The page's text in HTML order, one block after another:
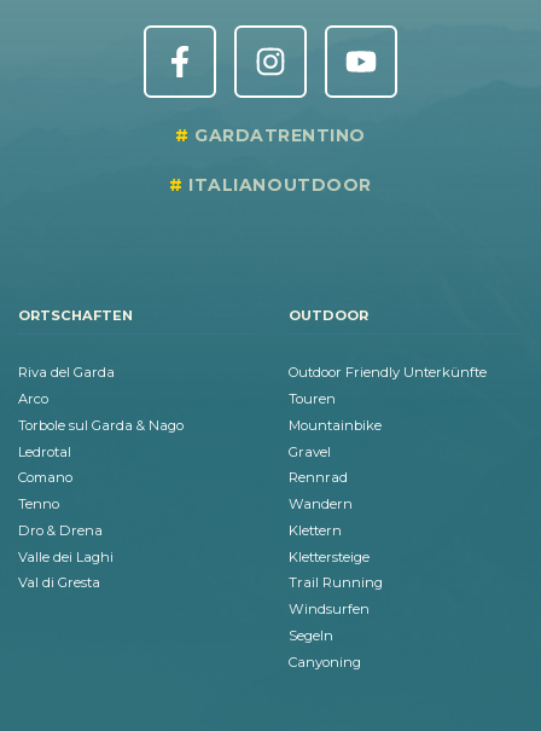
GARDATRENTINO
ITALIANOUTDOOR
ORTSCHAFTEN
Riva del Garda
Arco
Torbole sul Garda & Nago
Ledrotal
Comano
Tenno
Dro & Drena
Valle dei Laghi
Val di Gresta
OUTDOOR
Outdoor Friendly Unterkünfte
Touren
Mountainbike
Gravel
Rennrad
Wandern
Klettern
Klettersteige
Trail Running
Windsurfen
Segeln
Canyoning